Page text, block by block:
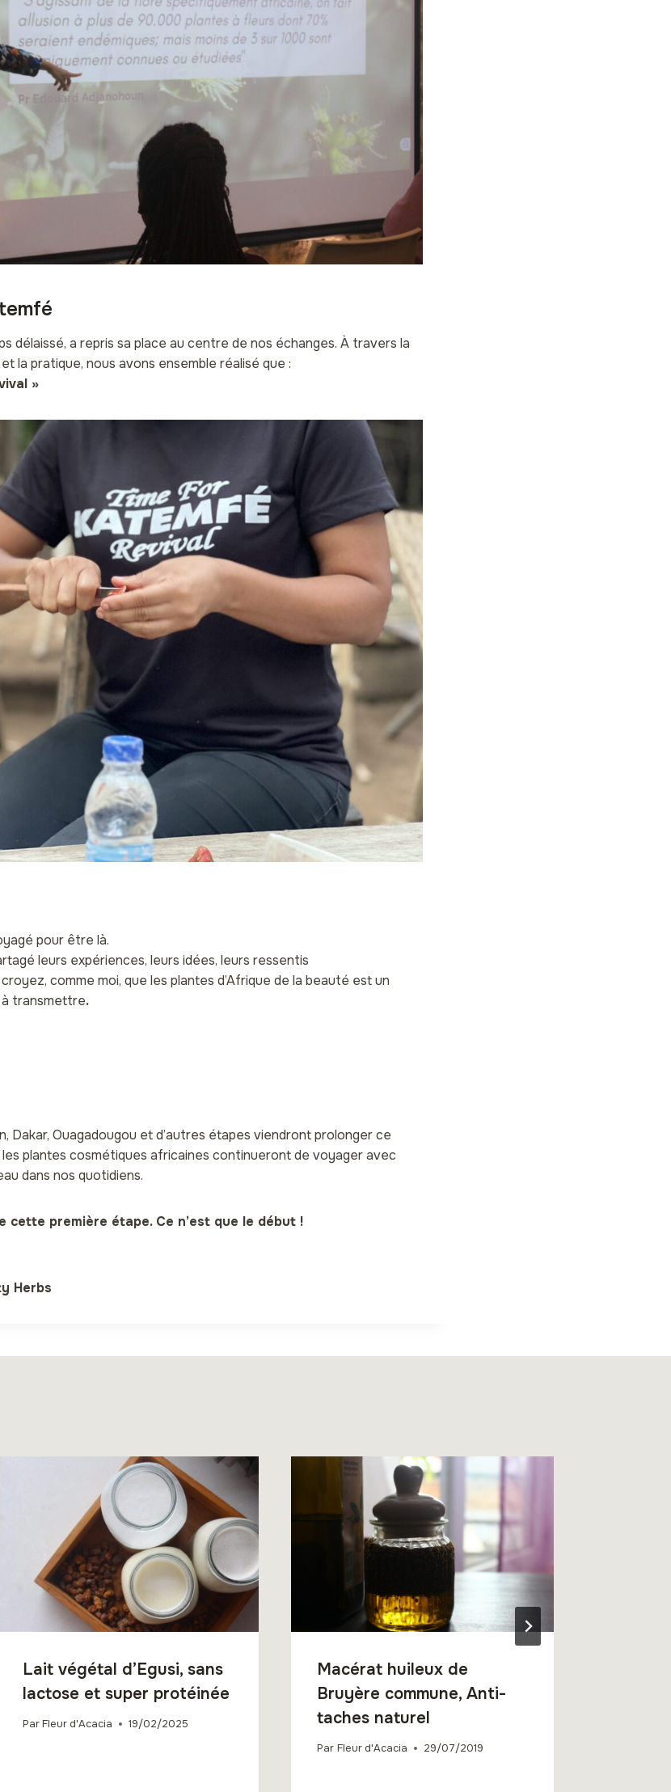
délaissé, a repris sa place au centre de nos échanges. À travers la
la pratique, nous avons ensemble réalisé que :
»
pour être là.
leurs expériences, leurs idées, leurs ressentis
comme moi, que les plantes d’Afrique de la beauté est un
transmettre.
Dakar, Ouagadougou et d’autres étapes viendront prolonger ce
plantes cosmétiques africaines continueront de voyager avec
dans nos quotidiens.
cette première étape. Ce n’est que le début !
Herbs
Lait végétal d’Egusi, sans
lactose et super protéinée
Par Fleur d'Acacia 19/02/2025
Macérat huileux de
Bruyère commune, Anti-
taches naturel
Par Fleur d'Acacia 29/07/2019